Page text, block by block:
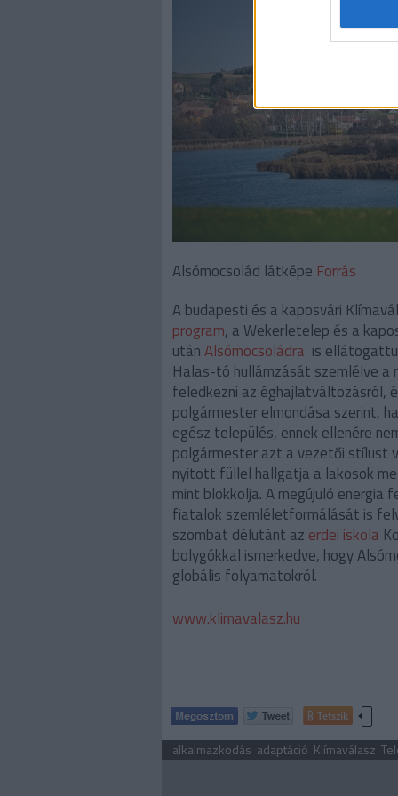
Alsómocsolád látképe Forrás
A budapesti és a kaposvári
program, a Wekerletelep és a
utánAlsómocsoládra is
Halas-tó hullámzását szemlélve a
feledkezni az éghajlatváltozásról,
polgármester elmondása szerint,
egész település, ennek ellenére
polgármester azt a vezetői stílust
nyitott füllel hallgatja a lakosok
mint blokkolja. A megújuló
fiatalok szemléletformálását is
szombat délutánt az erdei iskola
bolygókkal ismerkedve, hogy
globális folyamatokról.
www.klimavalasz.hu
Tetszik
alkalmazkodás adaptáció Klímaválasz